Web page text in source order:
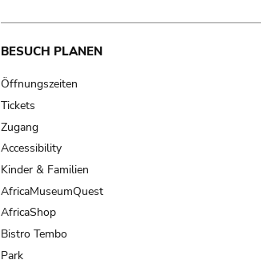
Main
navigation
BESUCH PLANEN
Öffnungszeiten
Tickets
Zugang
Accessibility
Kinder & Familien
AfricaMuseumQuest
AfricaShop
Bistro Tembo
Park